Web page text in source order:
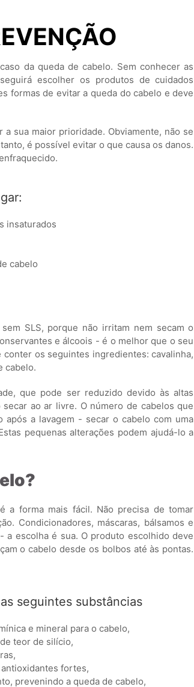
da queda de cabelo. Sem conhecer as
escolher os produtos de cuidados
formas de evitar a queda do cabelo e deve
sua maior prioridade. Obviamente, não se
é possível evitar o que causa os danos.
insaturados
cabelo
SLS, porque não irritam nem secam o
e álcoois - é o melhor que o seu
conter os seguintes ingredientes: cavalinha,
cabelo.
que pode ser reduzido devido às altas
ao ar livre. O número de cabelos que
a lavagem - secar o cabelo com uma
pequenas alterações podem ajudá-lo a
a forma mais fácil. Não precisa de tomar
Condicionadores, máscaras, bálsamos e
escolha é sua. O produto escolhido deve
o cabelo desde os bolbos até às pontas.
seguintes substâncias
e mineral para o cabelo,
teor de silício,
fortes,
prevenindo a queda de cabelo,